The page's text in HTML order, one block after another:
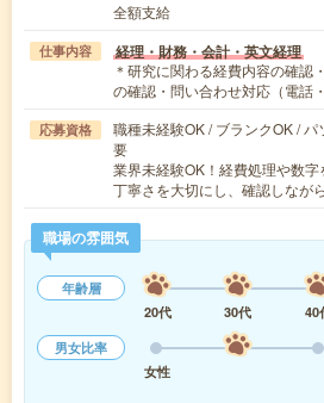
全額支給
仕事内容 経理・財務・会計・英文経理
＊研究に関わる経費内容の確認
の確認・問い合わせ対応（電話
応募資格
職種未経験OK / ブランクOK /
要
業界未経験OK！経費処理や数
丁寧さを大切にし、確認しなが
職場の雰囲気
年齢層
20代
30代 40
男女比率
女性